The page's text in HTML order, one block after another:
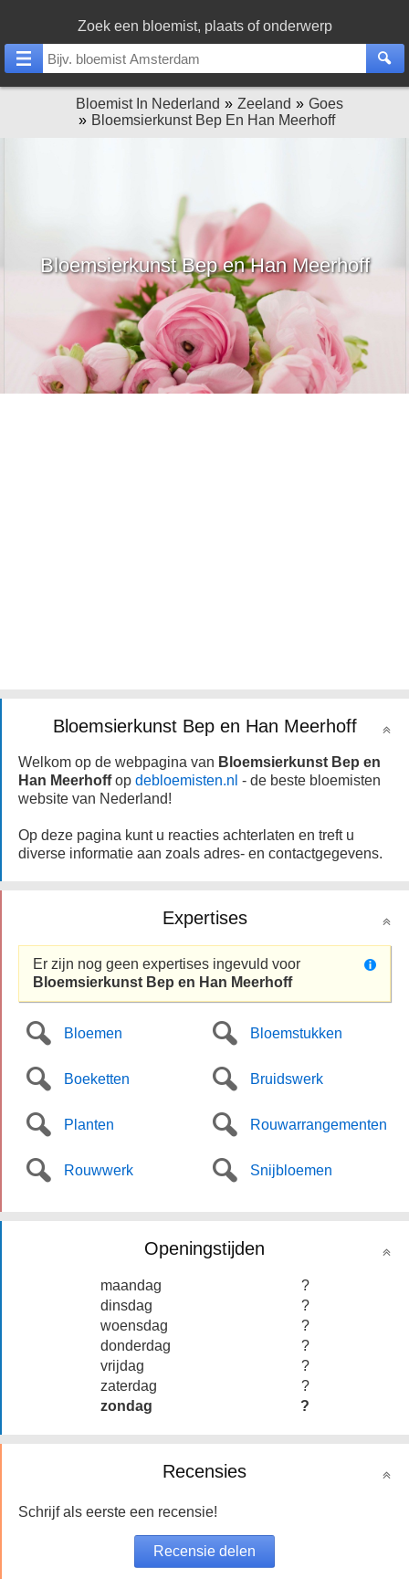
Zoek een bloemist, plaats of onderwerp
Bloemist In Nederland Zeeland
Goes
Bloemsierkunst Bep En Han Meerhoff
Bloemsierkunst Bep en Han Meerhoff
Bloemsierkunst Bep en Han Meerhoff
Welkom op de webpagina van Bloemsierkunst Bep en
Han Meerhoffop debloemisten.nl - de beste bloemisten
website van Nederland!
Op deze pagina kunt u reacties achterlaten en treft u
diverse informatie aan zoals adres- en contactgegevens.
Expertises
Er zijn nog geen expertises ingevuld voor
Bloemsierkunst Bep en Han Meerhoff
Bloemen Bloemstukken
Boeketten Bruidswerk
Planten Rouwarrangementen
Rouwwerk Snijbloemen
Openingstijden
maandag
?
dinsdag
?
woensdag
?
donderdag
?
vrijdag
?
zaterdag
?
zondag
?
Recensies
Schrijf als eerste een recensie!